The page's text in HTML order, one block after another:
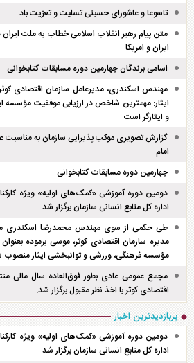
تاسوعا و عاشورای حسینی تسلیت و تعزیت باد
متن پیام رهبر انقلاب اسلامی خطاب به ملت ایران
ایران و امریکا
اسامی برندگان چهارمین دوره مسابقات کتابخوانی
مهندس اسکندری، مدیرعامل سازمان اقتصادی
ایثار: مهمترین شاخص در ارزیابی موفقیت مؤسسه
و ایثارگر است
گزارش تصویری موکب پذیرایی سازمان به
امام
چهارمین دوره مسابقات کتابخوانی
دومین دوره آموزشی «کمک‌های اولیه» ویژه
اداره کل منابع انسانی سازمان برگزار شد
طی حکمی از سوی مهندس محمدرضا اسکندری
مدیره سازمان اقتصادی کوثر، موسی برموده
مؤسسه فرهنگی، ورزشی و توانبخشی ایثار
اقتصادی کوثر با اخذ نظر مقبول برگزار شد.
پربازدیدترین اخبار
دومین دوره آموزشی «کمک‌های اولیه» ویژه
اداره کل منابع انسانی سازمان برگزار شد